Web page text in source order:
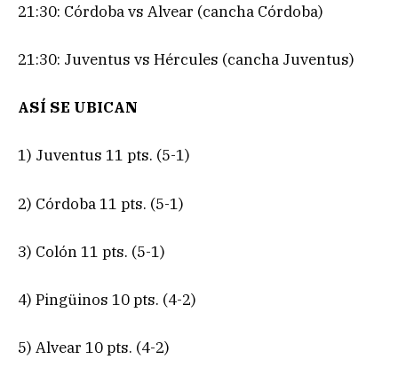
21:30: Córdoba vs Alvear (cancha Córdoba)
21:30: Juventus vs Hércules (cancha Juventus)
ASÍ SE UBICAN
1) Juventus 11 pts. (5-1)
2) Córdoba 11 pts. (5-1)
3) Colón 11 pts. (5-1)
4) Pingüinos 10 pts. (4-2)
5) Alvear 10 pts. (4-2)